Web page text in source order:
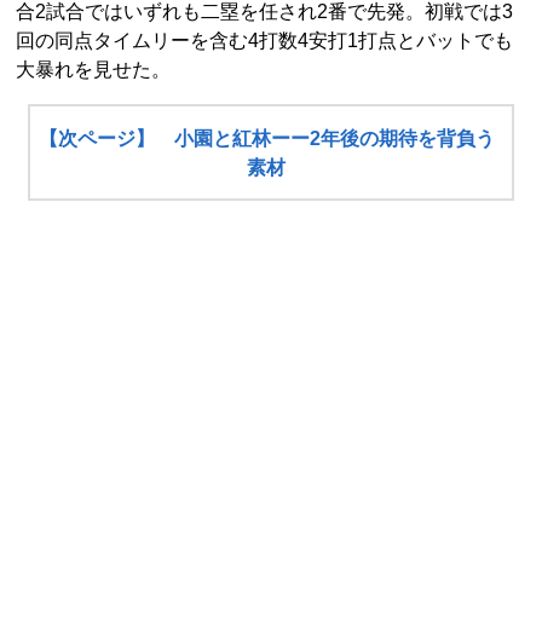
合2試合ではいずれも二塁を任され2番で先発。初戦では3
回の同点タイムリーを含む4打数4安打1打点とバットでも
大暴れを見せた。
【次ページ】 小園と紅林ーー2年後の期待を背負う
素材